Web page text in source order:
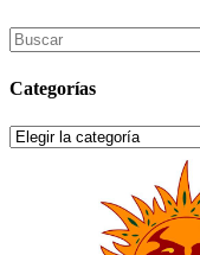
Search
for:
Categorías
Categorías